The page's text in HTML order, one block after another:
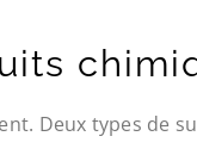
Deux types de